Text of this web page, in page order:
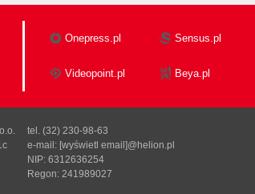
Onepress.pl Sensus.pl
Videopoint.pl Beya.pl
tel. (32) 230-98-63
e-mail: [wyświetl email]@helion.pl
NIP: 6312636254
Regon: 241989027